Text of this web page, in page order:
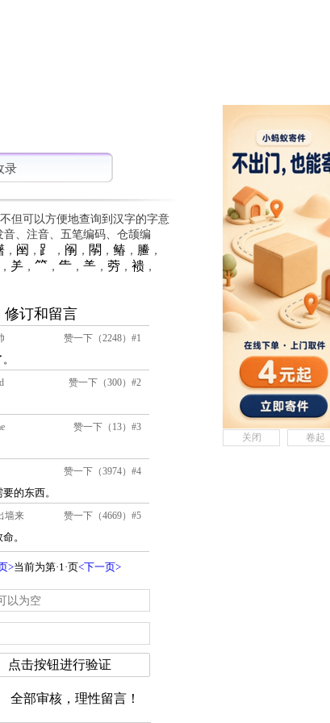
录
但可以方便地查询到汉字的字意
、注音、五笔编码、仓颉编
， 䦷 ， ⻊ ， 䦶 ， 䦛 ， 䲠 ， 䲢 ，
， ⺶， ⺮ ， ⺧， ⺷， 䓖， 䙌，
关闭 卷起